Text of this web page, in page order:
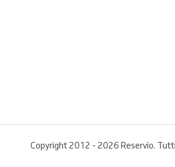
Copyright 2012 - 2026 Reservio.